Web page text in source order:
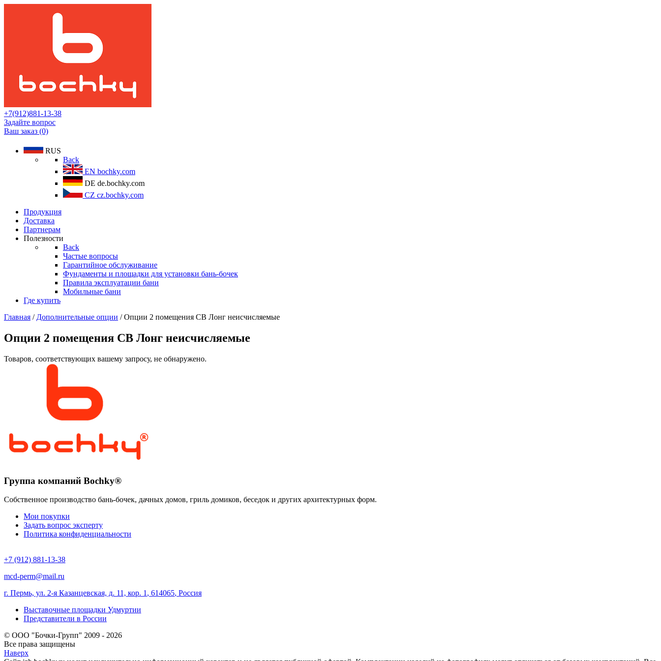
+7(912)881-13-38
Задайте вопрос
Ваш заказ (0)
RUS
Back
EN bochky.com
DE de.bochky.com
CZ cz.bochky.com
Продукция
Доставка
Партнерам
Полезности
Back
Частые вопросы
Гарантийное обслуживание
Фундаменты и площадки для установки бань-бочек
Правила эксплуатации бани
Мобильные бани
Где купить
Главная / Дополнительные опции / Опции 2 помещения СВ Лонг неисчисляемые
Опции 2 помещения СВ Лонг неисчисляемые
Товаров, соответствующих вашему запросу, не обнаружено.
Группа компаний Bochky®
Собственное производство бань-бочек, дачных домов, гриль домиков, беседок и других архитектурных форм.
Мои покупки
Задать вопрос эксперту
Политика конфиденциальности
+7 (912) 881-13-38
mcd-perm@mail.ru
г. Пермь, ул. 2-я Казанцевская, д. 11, кор. 1 , 614065, Россия
Выставочные площадки Удмуртии
Представители в России
© ООО "Бочки-Групп" 2009 - 2026
Все права защищены
Наверх